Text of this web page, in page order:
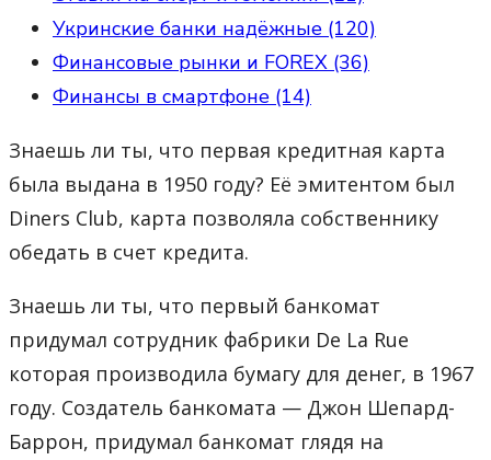
Укринские банки надёжные (120)
Финансовые рынки и FOREX (36)
Финансы в смартфоне (14)
Знаешь ли ты, что первая кредитная карта
была выдана в 1950 году? Её эмитентом был
Diners Club, карта позволяла собственнику
обедать в счет кредита.
Знаешь ли ты, что первый банкомат
придумал сотрудник фабрики De La Rue
которая производила бумагу для денег, в 1967
году. Создатель банкомата — Джон Шепард-
Баррон, придумал банкомат глядя на